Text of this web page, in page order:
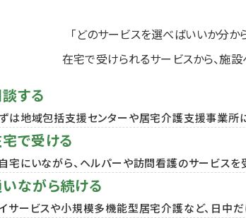
「どのサービスを選べばいいか分か
在宅で受けられるサービスから、施設
する
は地域包括支援センターや居宅介護支援事業所
で受ける
宅にいながら、ヘルパーや訪問看護のサービスを
ながら続ける
サービスや小規模多機能型居宅介護など、日中